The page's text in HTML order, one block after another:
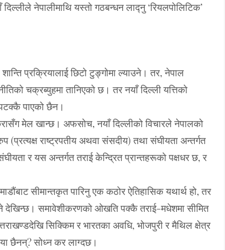
नेपालीमाथि यस्तो गठबन्धन लाद्नु ‘रियलपोलिटिक’
प्रक्रियालाई छिटो टुङ्गोमा ल्याउने। तर, नेपाल
चक्रब्युहमा तानिएको छ। तर नयाँ दिल्ली यत्तिको
पाएको छैन।
मेल खान्छ। अफसोच, नयाँ दिल्लीको विचारले नेपालको
राष्ट्रपतीय अथवा संसदीय) तथा संघीयता अन्तर्गत
र यस अन्तर्गत तराई केन्द्रित प्रान्तहरूको पक्षधर छ, र
सीमान्तकृत पारिनु एक कठोर ऐतिहासिक यथार्थ हो, तर
देखिन्छ। समावेशीकरणको ओखति पक्कै तराई-मधेशमा सीमित
सिक्किम र भारतका अवधि, भोजपुरी र मैथिल क्षेत्र
छैनन्? सोध्न कर लाग्दछ।